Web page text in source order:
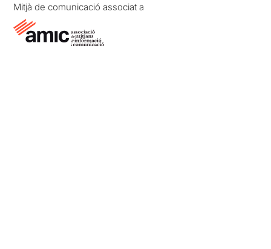
Mitjà de comunicació associat a